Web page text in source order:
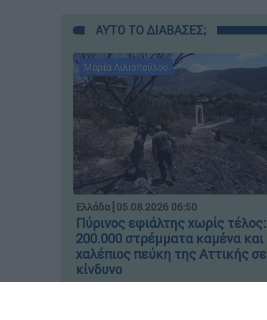
ΑΥΤΟ ΤΟ ΔΙΑΒΑΣΕΣ;
Μαρία Λιλιοπούλου
Ελλάδα┋05.08.2026 06:50
Πύρινος εφιάλτης χωρίς τέλος:
200.000 στρέμματα καμένα και
χαλέπιος πεύκη της Αττικής σε
κίνδυνο